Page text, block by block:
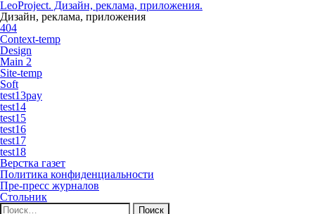
LeoProject. Дизайн, реклама, приложения.
Дизайн, реклама, приложения
404
Context-temp
Design
Main 2
Site-temp
Soft
test13pay
test14
test15
test16
test17
test18
Верстка газет
Политика конфиденциальности
Пре-пресс журналов
Стольник
Найти: